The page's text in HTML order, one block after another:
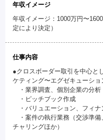
年収イメージ
年収イメージ：1000万円〜
定により決定）
仕事内容
●クロスボーダー取引を中心と
ケティング〜エグゼキューショ
・業界調査、個別企業の分析
・ピッチブック作成
・バリュエーション、フィナ
・案件の執行業務（交渉準備
チャリングほか）